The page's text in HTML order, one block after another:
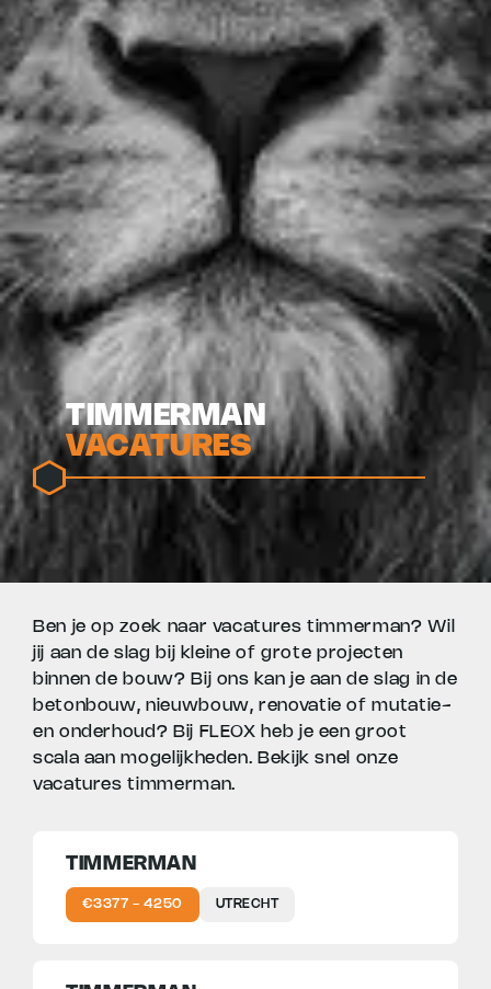
TIMMERMAN
VACATURES
Ben je op zoek naar vacatures timmerman? Wil
jij aan de slag bij kleine of grote projecten
binnen de bouw? Bij ons kan je aan de slag in de
betonbouw, nieuwbouw, renovatie of mutatie-
en onderhoud? Bij FLEOX heb je een groot
scala aan mogelijkheden. Bekijk snel onze
vacatures timmerman.
TIMMERMAN
€3377 - 4250 UTRECHT